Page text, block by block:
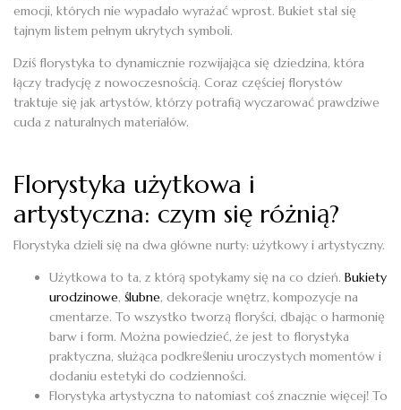
emocji, których nie wypadało wyrażać wprost. Bukiet stał się
tajnym listem pełnym ukrytych symboli.
Dziś florystyka to dynamicznie rozwijająca się dziedzina, która
łączy tradycję z nowoczesnością. Coraz częściej florystów
traktuje się jak artystów, którzy potrafią wyczarować prawdziwe
cuda z naturalnych materiałów.
Florystyka użytkowa i
artystyczna: czym się różnią?
Florystyka dzieli się na dwa główne nurty: użytkowy i artystyczny.
Użytkowa to ta, z którą spotykamy się na co dzień. Bukiety
urodzinowe, ślubne, dekoracje wnętrz, kompozycje na
cmentarze. To wszystko tworzą floryści, dbając o harmonię
barw i form. Można powiedzieć, że jest to florystyka
praktyczna, służąca podkreśleniu uroczystych momentów i
dodaniu estetyki do codzienności.
Florystyka artystyczna to natomiast coś znacznie więcej! To